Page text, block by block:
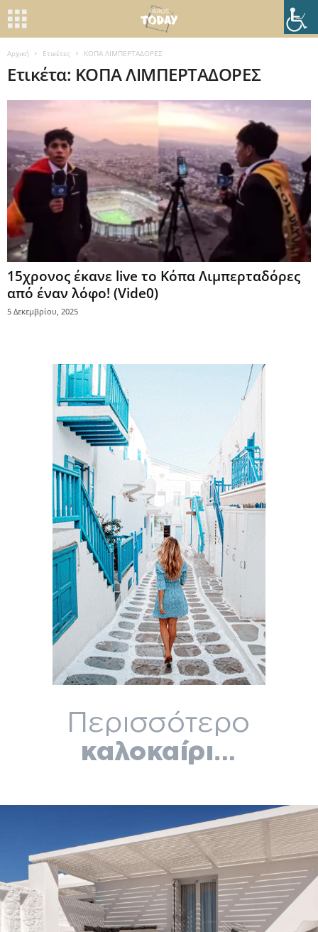
Αρχική Ετικέτες ΚΟΠΑ ΛΙΜΠΕΡΤΑΔΟΡΕΣ
Ετικέτα: ΚΟΠΑ ΛΙΜΠΕΡΤΑΔΟΡΕΣ
15χρονος έκανε live το Κόπα Λιμπερταδόρες
από έναν λόφο! (Vide0)
5 Δεκεμβρίου, 2025